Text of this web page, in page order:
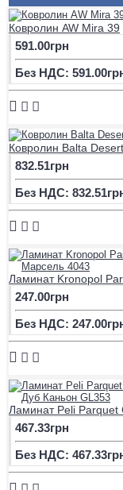
Ковролин AW Mira 39
591.00грн
Без НДС:
Ковролин Balta
832.51грн
Без НДС:
Ламинат Kronopol
247.00грн
Без НДС:
Ламинат Peli Parquet
467.33грн
Без НДС: